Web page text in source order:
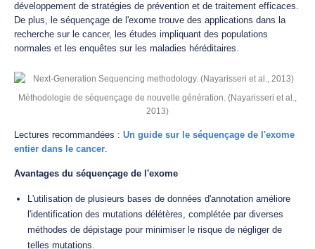
développement de stratégies de prévention et de traitement efficaces.
De plus, le séquençage de l'exome trouve des applications dans la
recherche sur le cancer, les études impliquant des populations
normales et les enquêtes sur les maladies héréditaires.
Méthodologie de séquençage de nouvelle génération. (Nayarisseri et al.,
2013)
Lectures recommandées : Un guide sur le séquençage de l'exome
entier dans le cancer.
Avantages du séquençage de l'exome
L'utilisation de plusieurs bases de données d'annotation améliore
l'identification des mutations délétères, complétée par diverses
méthodes de dépistage pour minimiser le risque de négliger de
telles mutations.